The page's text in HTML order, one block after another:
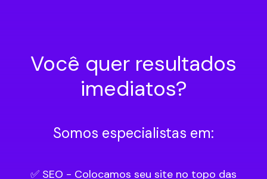
Você quer resultados
imediatos?
Somos especialistas em:
✅ SEO - Colocamos seu site no topo das